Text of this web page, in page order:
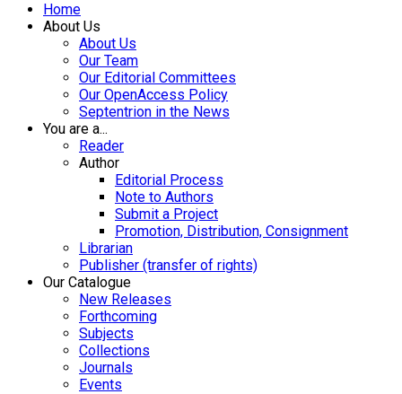
Home
About Us
About Us
Our Team
Our Editorial Committees
Our OpenAccess Policy
Septentrion in the News
You are a...
Reader
Author
Editorial Process
Note to Authors
Submit a Project
Promotion, Distribution, Consignment
Librarian
Publisher (transfer of rights)
Our Catalogue
New Releases
Forthcoming
Subjects
Collections
Journals
Events